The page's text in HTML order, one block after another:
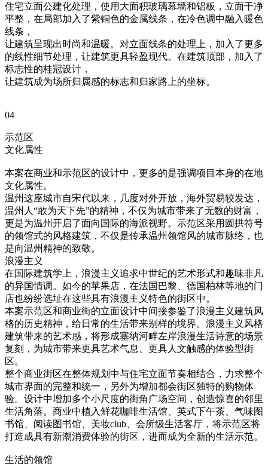
住宅立面公建化处理，使用大面积玻璃幕墙和铝板，立面干净
平整，在局部加入了紫铜色的金属线条，在冷色调中融入暖色
线条，
让建筑呈现出时尚和温暖。对立面线条的处理上，加入了更多
的线性细节处理，让建筑更具轻盈现代。在建筑顶部，加入了
标志性的桂冠设计，
让建筑成为场所归属感的标志和归家路上的坐标。
04
示范区
文化属性
本案在商业和示范区的设计中，更多的是强调项目本身的在地
文化属性。
温州这座城市自宋代以来，几度对外开放，海外贸易较发达，
温州人“敢为天下先”的精神，不仅为城市带来了无数的财富，
更是为温州开启了面向国际的海派视野。示范区采用圆拱符号
的领馆式的风格建筑，不仅是传承温州领馆风的城市脉络，也
是向温州精神的致敬。
浪漫主义
在国际建筑学上，浪漫主义追求中世纪的艺术形式和趣味非凡
的异国情调。如今的苹果店，在法国巴黎、德国柏林等地的门
店也纷纷选址在这些具有浪漫主义特色的街区中。
本案示范区和商业街的立面设计中间接参鉴了浪漫主义建筑风
格的历史精神，给日常的生活带来别样的境界。浪漫主义风格
建筑带来的艺术感，将形成塞纳河畔左岸浪漫生活诗意的场景
复刻，为城市带来更具艺术气息、更具人文触感的体验型街
区。
整个商业街区在整体规划中与住宅立面节奏相结合，力求整个
城市界面的完整和统一，另外为增加都会街区独特的购物体
验。设计中增加多个小尺度的街角广场空间，创造惊喜的邻里
生活角落。商业中植入鲜花咖啡生活馆、英式下午茶、气味图
书馆、阅读图书馆、美妆club、会所级生活客厅，将示范区将
打造成具有新潮消费体验的街区，进而成为全新的生活示范。
生活的领馆